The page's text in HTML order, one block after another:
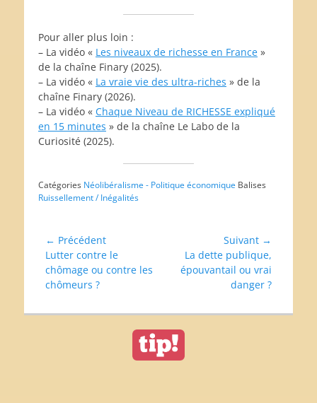
Pour aller plus loin :
– La vidéo « Les niveaux de richesse en France »
de la chaîne Finary (2025).
– La vidéo « La vraie vie des ultra-riches » de la
chaîne Finary (2026).
– La vidéo « Chaque Niveau de RICHESSE expliqué
en 15 minutes » de la chaîne Le Labo de la
Curiosité (2025).
Catégories Néolibéralisme - Politique économique Balises
Ruissellement / Inégalités
Navigation
de
l’article
← Précédent
Article
précédent :
Lutter contre le
chômage ou contre les
chômeurs ?
Suivant →
Article
suivant :
La dette publique,
épouvantail ou vrai
danger ?